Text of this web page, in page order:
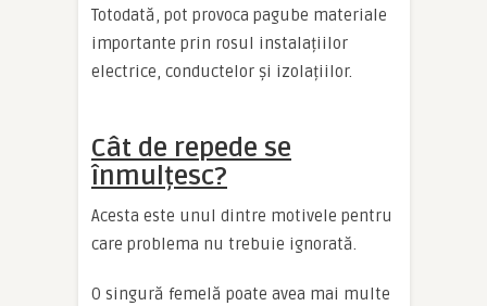
Totodată, pot provoca pagube materiale
importante prin rosul instalațiilor
electrice, conductelor și izolațiilor.
Cât de repede se
înmulțesc?
Acesta este unul dintre motivele pentru
care problema nu trebuie ignorată.
O singură femelă poate avea mai multe